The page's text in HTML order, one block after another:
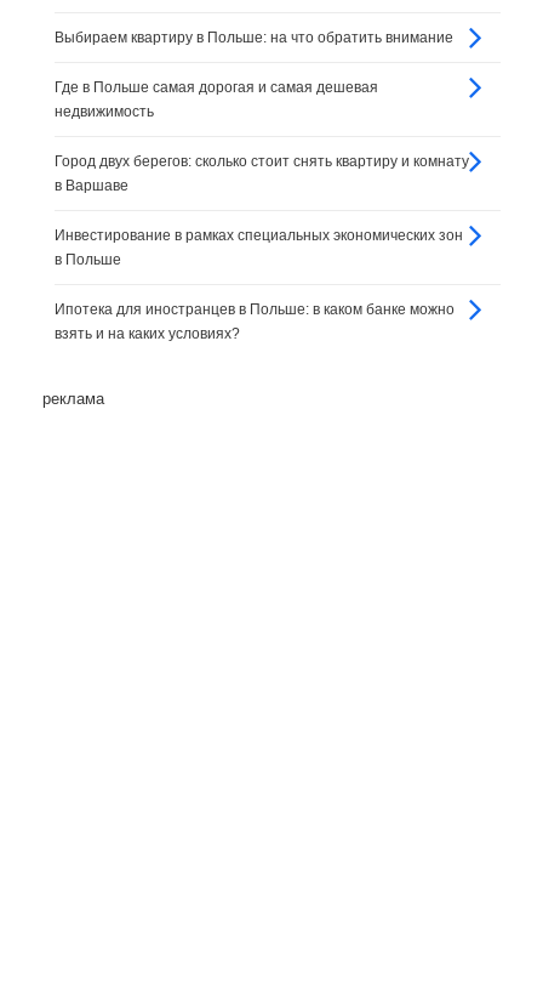
Выбираем квартиру в Польше: на что обратить внимание
Где в Польше самая дорогая и самая дешевая
недвижимость
Город двух берегов: сколько стоит снять квартиру и комнату
в Варшаве
Инвестирование в рамках специальных экономических зон
в Польше
Ипотека для иностранцев в Польше: в каком банке можно
взять и на каких условиях?
реклама